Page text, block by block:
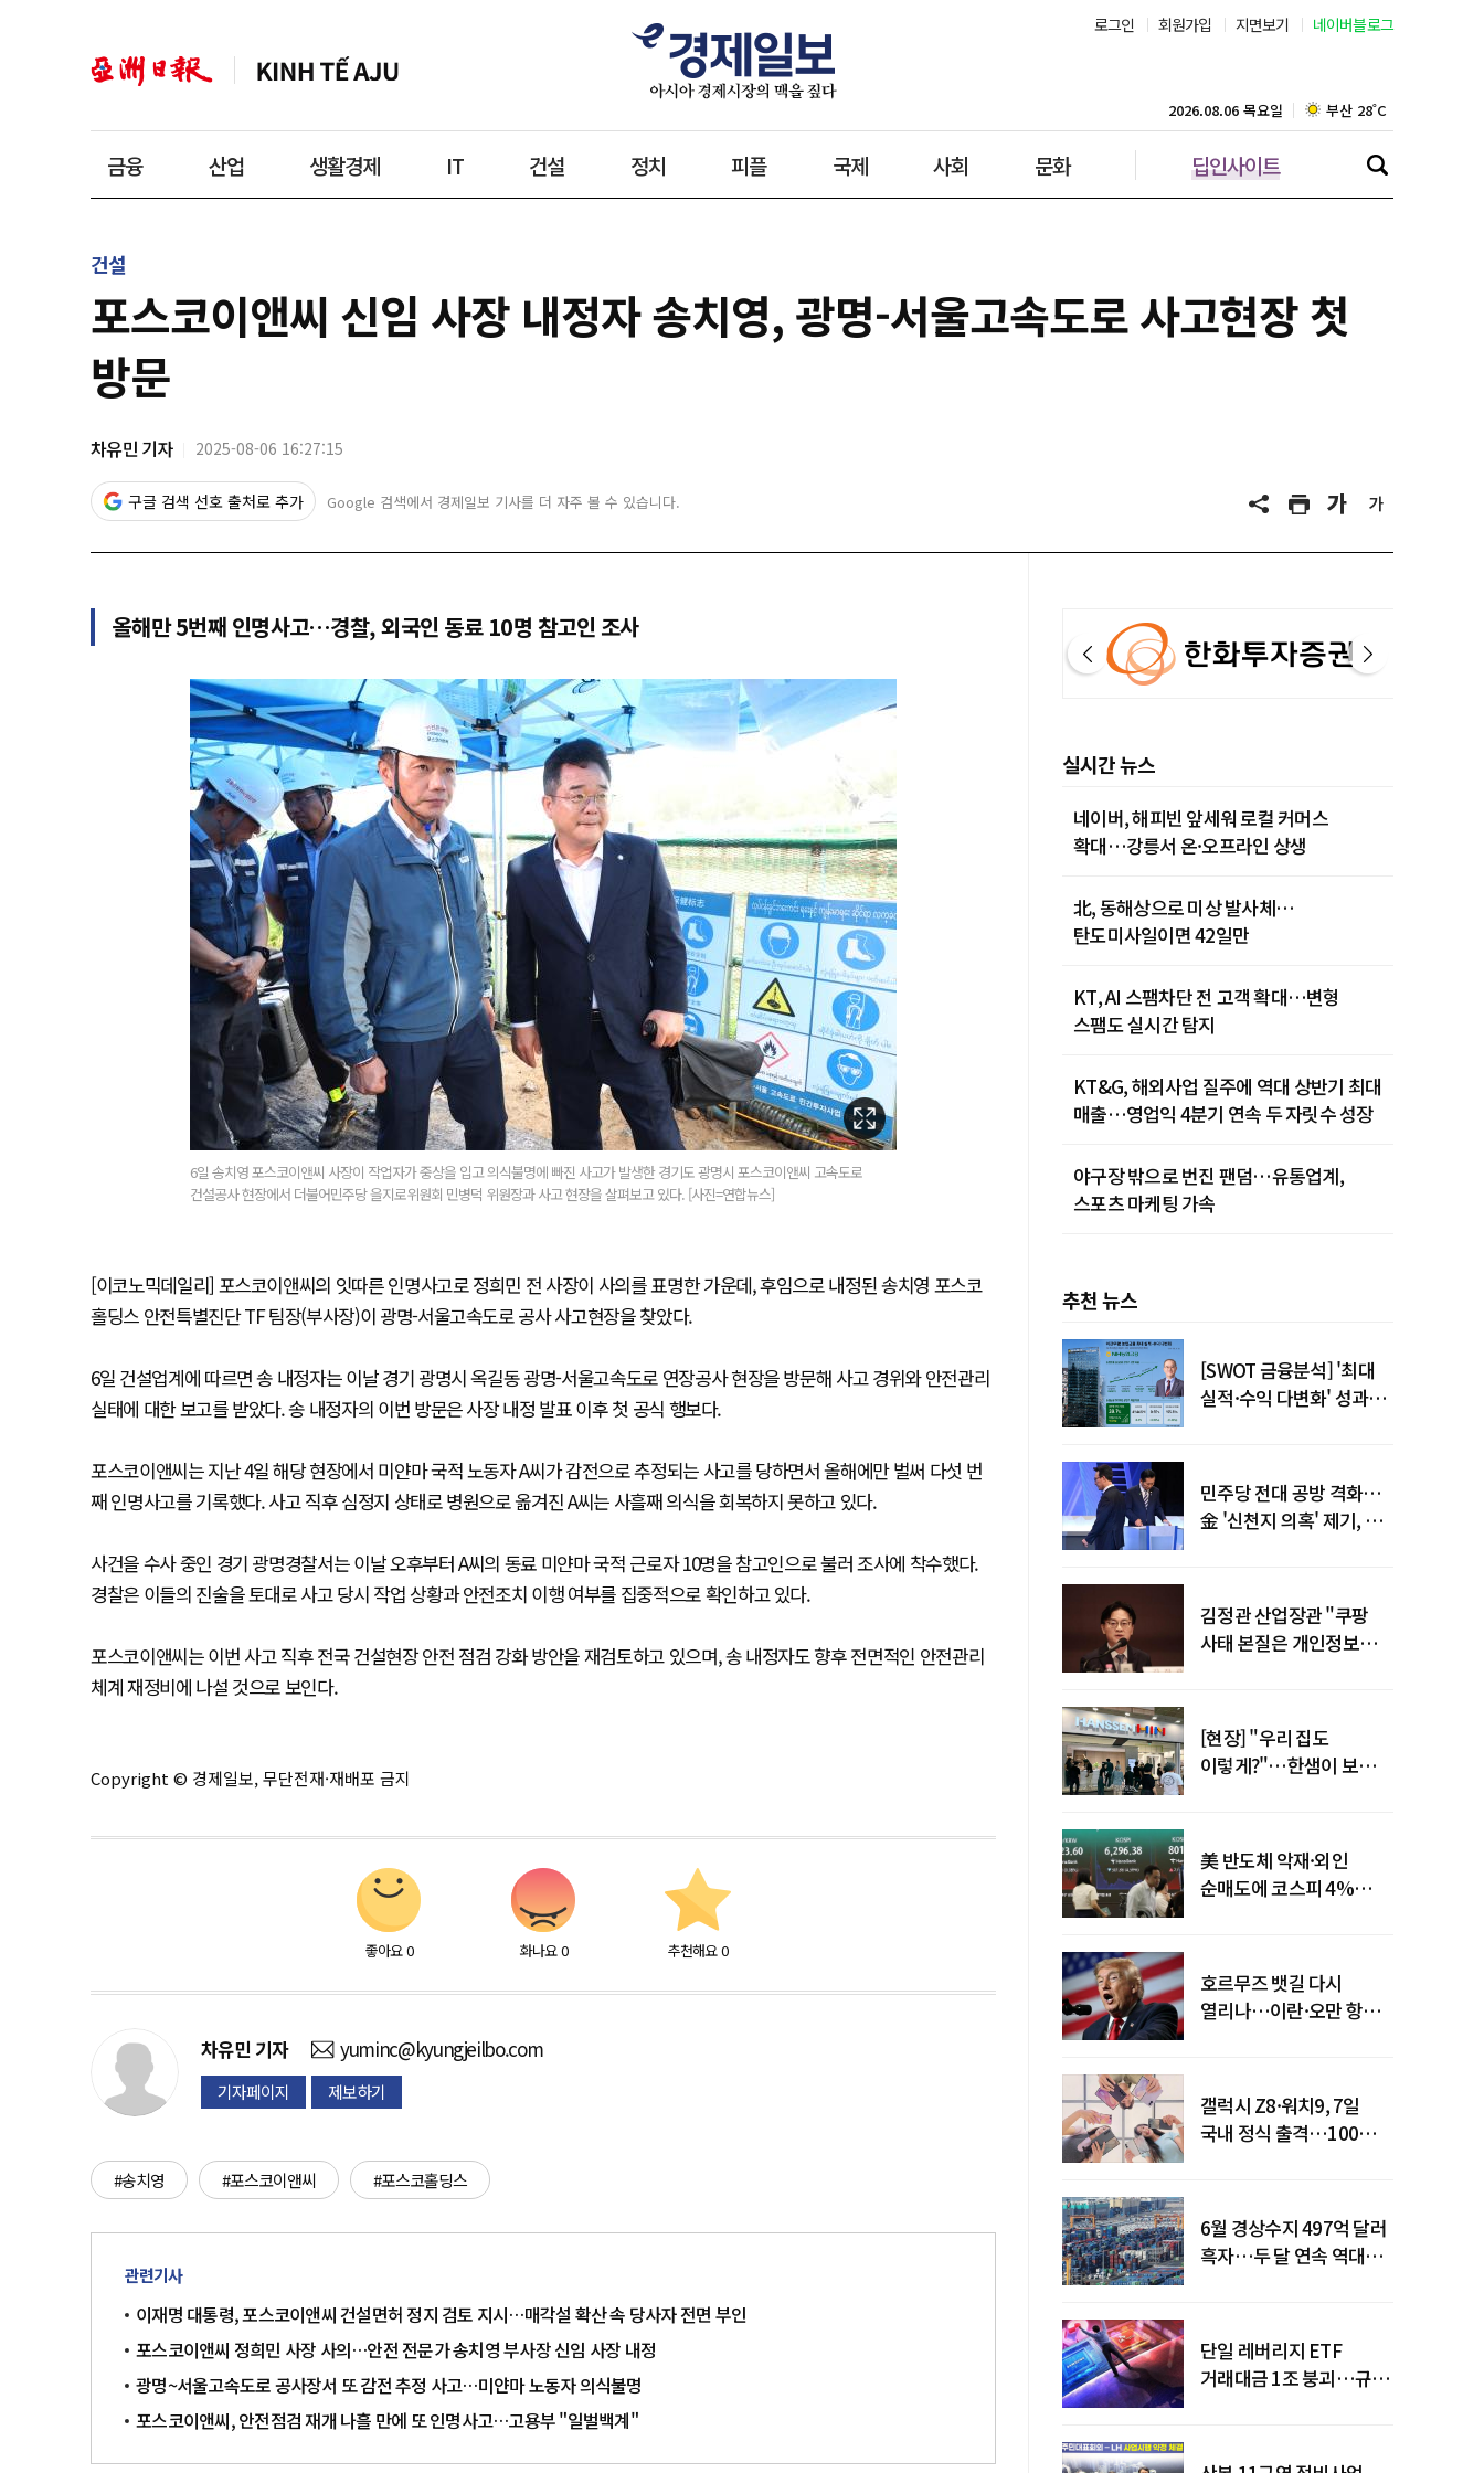
로그인 회원가입 지면보기 네이버블로그
금융 산업 생활경제 IT 건설 정치 피플 국제 사회 문화 딥인사이트
2026.08.06 목요일 대구 26˚C
인천 29˚C
울산 25˚C
건설
포스코이앤씨 신임 사장 내정자 송치영, 광명-서울고속도로 사고현장 첫
방문
차유민 기자 2025-08-06 16:27:15
구글 검색 선호 출처로 추가 Google 검색에서 경제일보 기사를 더 자주 볼 수 있습니다.
올해만 5번째 인명사고…경찰, 외국인 동료 10명 참고인 조사
6일 송치영 포스코이앤씨 사장이 작업자가 중상을 입고 의식불명에 빠진 사고가 발생한 경기도 광명시 포스코이앤씨 고속도로
건설공사 현장에서 더불어민주당 을지로위원회 민병덕 위원장과 사고 현장을 살펴보고 있다. [사진=연합뉴스]
[이코노믹데일리] 포스코이앤씨의 잇따른 인명사고로 정희민 전 사장이 사의를 표명한 가운데, 후임으로 내정된 송치영 포스코
홀딩스 안전특별진단 TF 팀장(부사장)이 광명-서울고속도로 공사 사고현장을 찾았다.
6일 건설업계에 따르면 송 내정자는 이날 경기 광명시 옥길동 광명-서울고속도로 연장공사 현장을 방문해 사고 경위와 안전관리
실태에 대한 보고를 받았다. 송 내정자의 이번 방문은 사장 내정 발표 이후 첫 공식 행보다.
포스코이앤씨는 지난 4일 해당 현장에서 미얀마 국적 노동자 A씨가 감전으로 추정되는 사고를 당하면서 올해에만 벌써 다섯 번
째 인명사고를 기록했다. 사고 직후 심정지 상태로 병원으로 옮겨진 A씨는 사흘째 의식을 회복하지 못하고 있다.
사건을 수사 중인 경기 광명경찰서는 이날 오후부터 A씨의 동료 미얀마 국적 근로자 10명을 참고인으로 불러 조사에 착수했다.
경찰은 이들의 진술을 토대로 사고 당시 작업 상황과 안전조치 이행 여부를 집중적으로 확인하고 있다.
포스코이앤씨는 이번 사고 직후 전국 건설현장 안전 점검 강화 방안을 재검토하고 있으며, 송 내정자도 향후 전면적인 안전관리
체계 재정비에 나설 것으로 보인다.
Copyright © 경제일보, 무단전재·재배포 금지
좋아요 0 화나요 0 추천해요 0
차유민 기자 yuminc@kyungjeilbo.com
기자페이지 제보하기
#송치영 #포스코이앤씨 #포스코홀딩스
관련기사
이재명 대통령, 포스코이앤씨 건설면허 정지 검토 지시…매각설 확산 속 당사자 전면 부인
포스코이앤씨 정희민 사장 사의…안전 전문가 송치영 부사장 신임 사장 내정
광명~서울고속도로 공사장서 또 감전 추정 사고…미얀마 노동자 의식불명
포스코이앤씨, 안전점검 재개 나흘 만에 또 인명사고…고용부 "일벌백계"
실시간 뉴스
네이버, 해피빈 앞세워 로컬 커머스
확대…강릉서 온·오프라인 상생
北, 동해상으로 미상 발사체…
탄도미사일이면 42일만
KT, AI 스팸차단 전 고객 확대…변형
스팸도 실시간 탐지
KT&G, 해외사업 질주에 역대 상반기 최대
매출…영업익 4분기 연속 두 자릿수 성장
야구장 밖으로 번진 팬덤…유통업계,
스포츠 마케팅 가속
추천 뉴스
[SWOT 금융분석] '최대
실적·수익 다변화' 성과…
민주당 전대 공방 격화…
金 '신천지 의혹' 제기, 鄭
김정관 산업장관 "쿠팡
사태 본질은 개인정보
[현장] "우리 집도
이렇게?"…한샘이 보여준
美 반도체 악재·외인
순매도에 코스피 4%
호르무즈 뱃길 다시
열리나…이란·오만 항로
갤럭시 Z8·워치9, 7일
국내 정식 출격…100개국
6월 경상수지 497억 달러
흑자…두 달 연속 역대
단일 레버리지 ETF
거래대금 1조 붕괴…규제